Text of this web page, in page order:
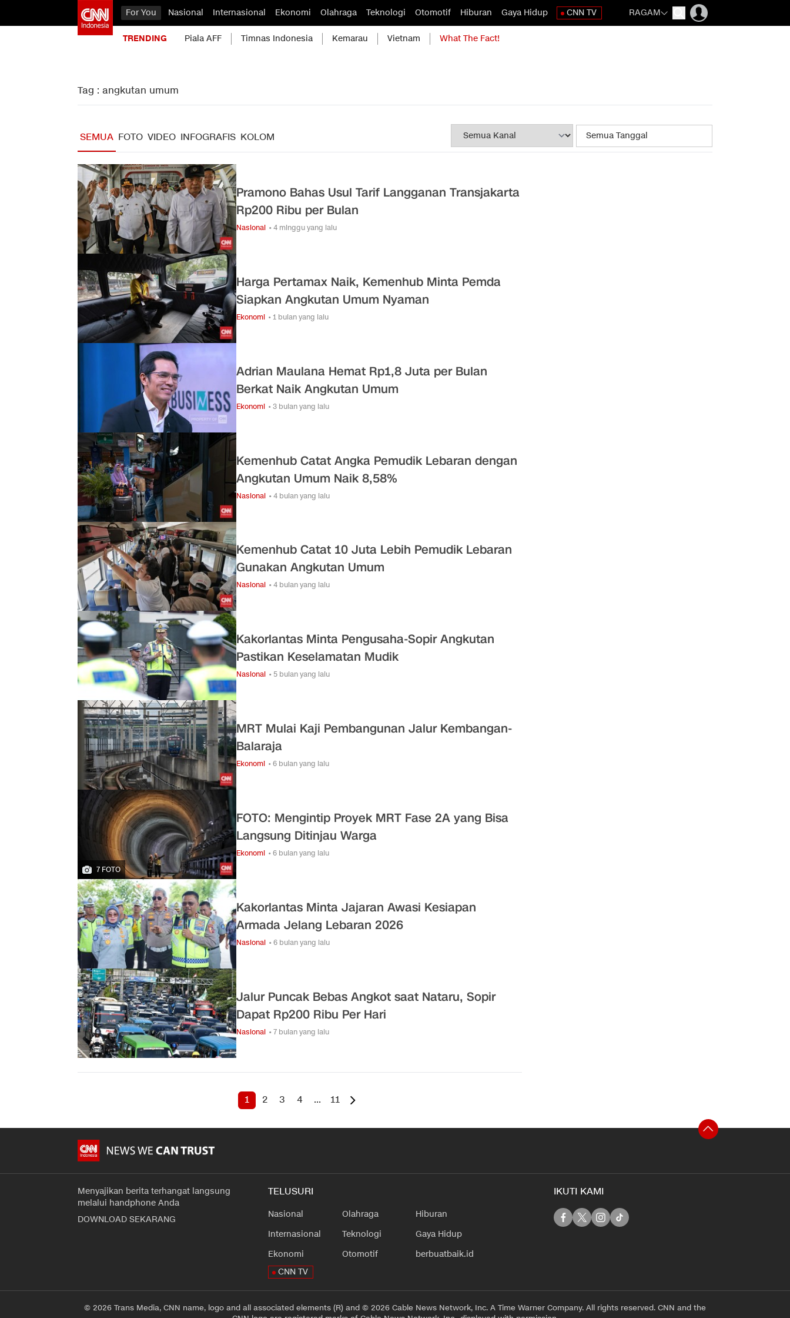
For You Nasional Internasional Ekonomi Olahraga Teknologi Otomotif Hiburan Gaya Hidup CNN TV RAGAM
TRENDING Piala AFF Timnas Indonesia Kemarau Vietnam What The Fact!
Tag : angkutan umum
SEMUA FOTO VIDEO INFOGRAFIS KOLOM
Pramono Bahas Usul Tarif Langganan Transjakarta
Rp200 Ribu per Bulan
Nasional • 4 minggu yang lalu
Harga Pertamax Naik, Kemenhub Minta Pemda
Siapkan Angkutan Umum Nyaman
Ekonomi • 1 bulan yang lalu
Adrian Maulana Hemat Rp1,8 Juta per Bulan
Berkat Naik Angkutan Umum
Ekonomi • 3 bulan yang lalu
Kemenhub Catat Angka Pemudik Lebaran dengan
Angkutan Umum Naik 8,58%
Nasional • 4 bulan yang lalu
Kemenhub Catat 10 Juta Lebih Pemudik Lebaran
Gunakan Angkutan Umum
Nasional • 4 bulan yang lalu
Kakorlantas Minta Pengusaha-Sopir Angkutan
Pastikan Keselamatan Mudik
Nasional • 5 bulan yang lalu
MRT Mulai Kaji Pembangunan Jalur Kembangan-
Balaraja
Ekonomi • 6 bulan yang lalu
7 FOTO
FOTO: Mengintip Proyek MRT Fase 2A yang Bisa
Langsung Ditinjau Warga
Ekonomi • 6 bulan yang lalu
Kakorlantas Minta Jajaran Awasi Kesiapan
Armada Jelang Lebaran 2026
Nasional • 6 bulan yang lalu
Jalur Puncak Bebas Angkot saat Nataru, Sopir
Dapat Rp200 Ribu Per Hari
Nasional • 7 bulan yang lalu
1 2 3 4 ... 11
Menyajikan berita terhangat langsung
melalui handphone Anda
DOWNLOAD SEKARANG
TELUSURI
Nasional
Internasional
Ekonomi
Olahraga
Teknologi
Otomotif
Hiburan
Gaya Hidup
berbuatbaik.id
CNN TV
IKUTI KAMI
© 2026 Trans Media, CNN name, logo and all associated elements (R) and © 2026 Cable News Network, Inc. A Time Warner Company. All rights reserved. CNN and the